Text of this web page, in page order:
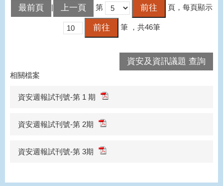
最前頁 | 上一頁 第 頁，每頁顯示
筆 ，共46筆
資安及資訊議題 查詢
相關檔案
資安週報試刊號-第 1 期
資安週報試刊號-第 2期
資安週報試刊號-第 3期